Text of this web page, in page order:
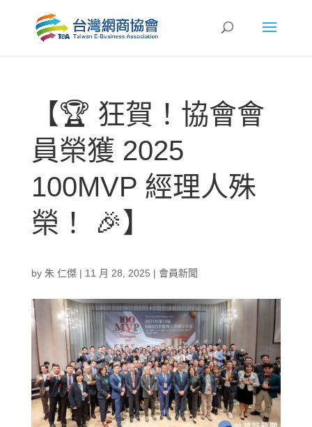
【🏆 狂賀！協會會
員榮獲 2025
100MVP 經理人殊
榮！ 🎉】
by 朱 仁傑| 11 月 28, 2025 | 會員新聞